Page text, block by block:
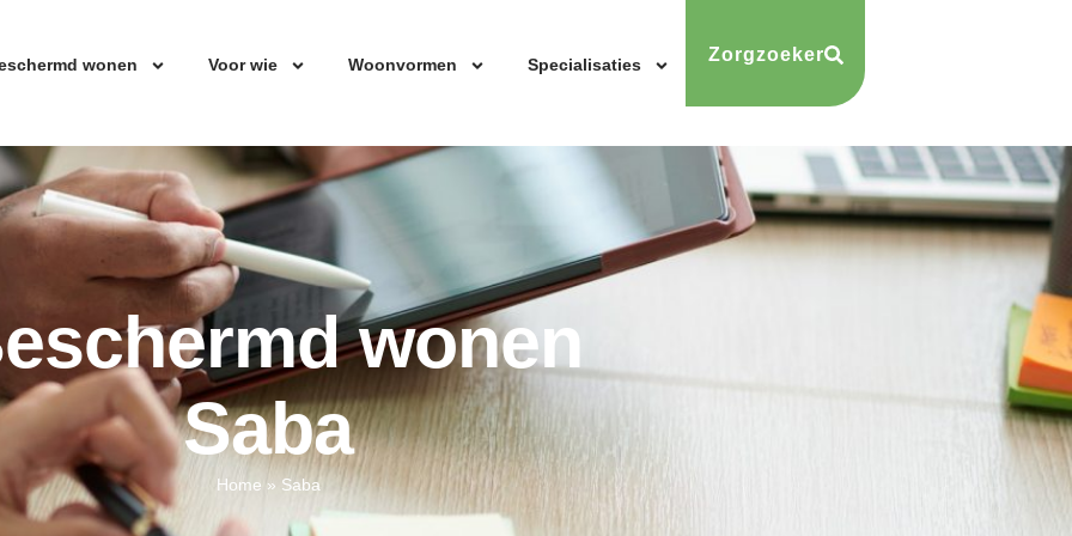
wonen Voor wie Woonvormen Specialisaties Zorgzoeker
wonen
Saba
Home » Saba